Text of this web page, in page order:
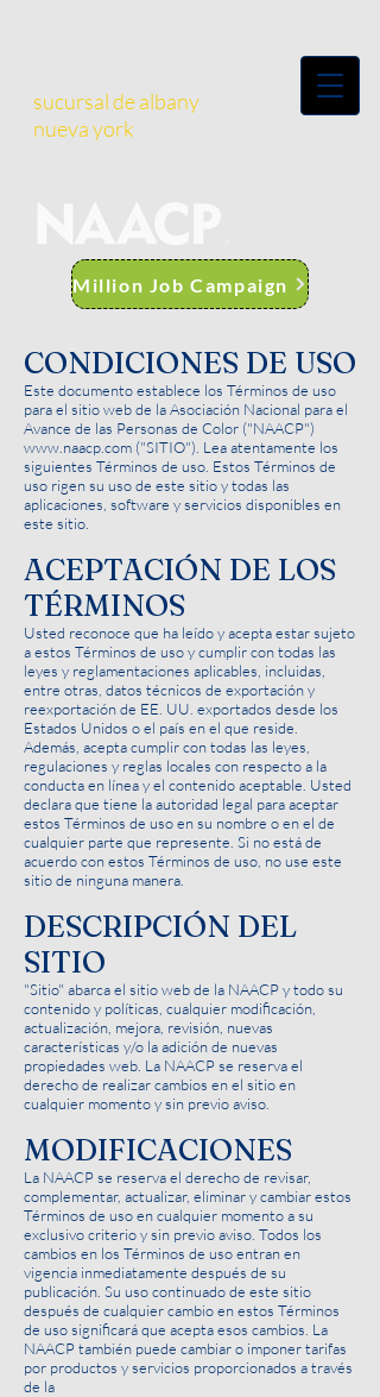
sucursal de albany
nueva york
Million Job Campaign
CONDICIONES DE USO
Este documento establece los Términos de uso
para el sitio web de la Asociación Nacional para el
Avance de las Personas de Color ("NAACP")
www.naacp.com ("SITIO"). Lea atentamente los
siguientes Términos de uso. Estos Términos de
uso rigen su uso de este sitio y todas las
aplicaciones, software y servicios disponibles en
este sitio.
ACEPTACIÓN DE LOS
TÉRMINOS
Usted reconoce que ha leído y acepta estar sujeto
a estos Términos de uso y cumplir con todas las
leyes y reglamentaciones aplicables, incluidas,
entre otras, datos técnicos de exportación y
reexportación de EE. UU. exportados desde los
Estados Unidos o el país en el que reside.
Además, acepta cumplir con todas las leyes,
regulaciones y reglas locales con respecto a la
conducta en línea y el contenido aceptable. Usted
declara que tiene la autoridad legal para aceptar
estos Términos de uso en su nombre o en el de
cualquier parte que represente. Si no está de
acuerdo con estos Términos de uso, no use este
sitio de ninguna manera.
DESCRIPCIÓN DEL
SITIO
"Sitio" abarca el sitio web de la NAACP y todo su
contenido y políticas, cualquier modificación,
actualización, mejora, revisión, nuevas
características y/o la adición de nuevas
propiedades web. La NAACP se reserva el
derecho de realizar cambios en el sitio en
cualquier momento y sin previo aviso.
MODIFICACIONES
La NAACP se reserva el derecho de revisar,
complementar, actualizar, eliminar y cambiar estos
Términos de uso en cualquier momento a su
exclusivo criterio y sin previo aviso. Todos los
cambios en los Términos de uso entran en
vigencia inmediatamente después de su
publicación. Su uso continuado de este sitio
después de cualquier cambio en estos Términos
de uso significará que acepta esos cambios. La
NAACP también puede cambiar o imponer tarifas
por productos y servicios proporcionados a través
de la